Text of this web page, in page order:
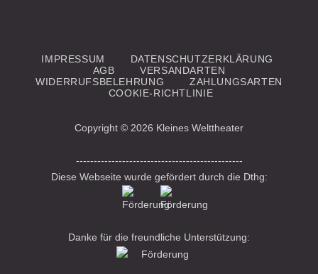
IMPRESSUM
DATENSCHUTZERKLÄRUNG
AGB
VERSANDARTEN
WIDERRUFSBELEHRUNG
ZAHLUNGSARTEN
COOKIE-RICHTLINIE
Copyright © 2026 Kleines Welttheater
-----------------------------------------------
Diese Webseite wurde gefördert durch die Dthg:
Danke für die freundliche Unterstützung: